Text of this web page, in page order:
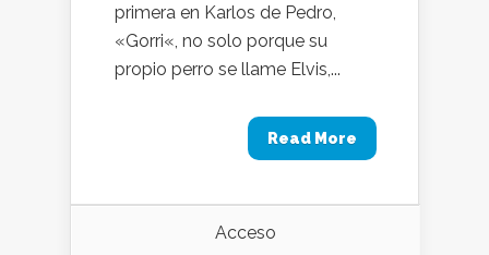
primera en Karlos de Pedro,
«Gorri«, no solo porque su
propio perro se llame Elvis,...
Read More
Acceso